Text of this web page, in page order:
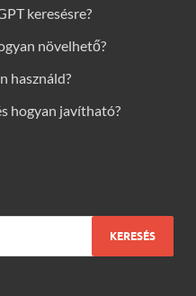
keresésre?
növelhető?
használd?
hogyan javítható?